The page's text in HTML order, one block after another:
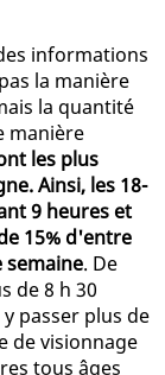
informations
la manière
la quantité
manière
les plus
Ainsi, les 18-
9 heures et
15% d'entre
semaine. De
de 8 h 30
passer plus de
de visionnage
tous âges